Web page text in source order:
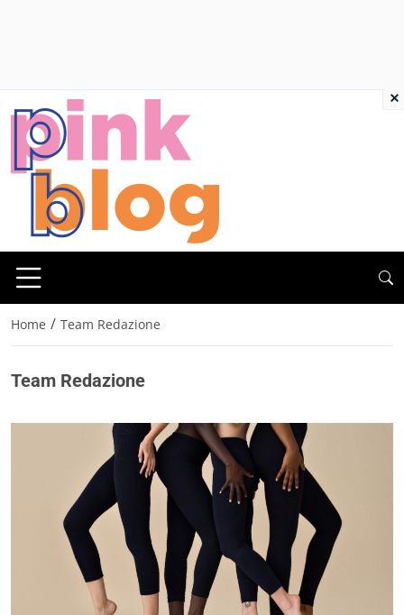
Home / Team Redazione
Team Redazione
×